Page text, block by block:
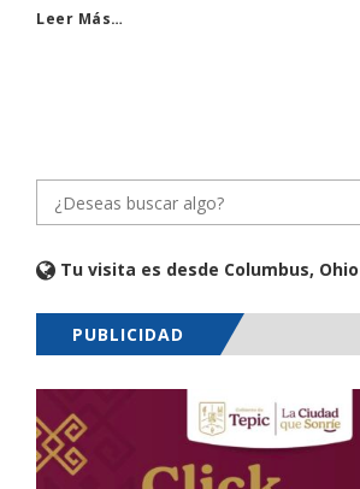
Leer Más…
Tu visita es desde Columbus,
PUBLICIDAD